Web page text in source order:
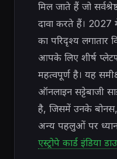
मिल जाते हैं जो
दावा करते हैं। 2027
का परिदृश्य लगातार
आपके लिए शीर्ष
महत्वपूर्ण है। यह
ऑनलाइन सट्टेबाजी
है, जिसमें उनके बोनस,
अन्य पहलुओं पर ध्यान
एस्ट्रोपे कार्ड इंडिया